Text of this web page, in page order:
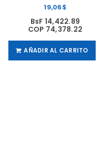
19,06$
BsF 14,422.89
COP 74,378.22
AÑADIR AL CARRITO